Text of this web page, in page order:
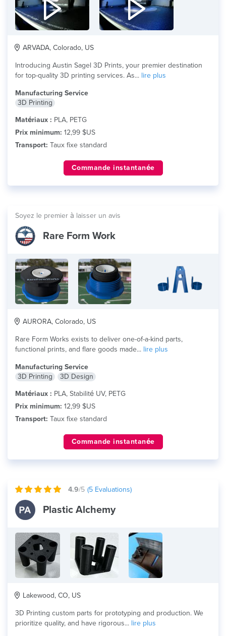
ARVADA, Colorado, US
Introducing Austin Sagel 3D Prints, your premier destination
for top-quality 3D printing services. As... lire plus
Manufacturing Service
3D Printing
Matériaux : PLA, PETG
Prix minimum: 12,99 $US
Transport: Taux fixe standard
Commande instantanée
Soyez le premier à laisser un avis
Rare Form Work
AURORA, Colorado, US
Rare Form Works exists to deliver one-of-a-kind parts,
functional prints, and flare goods made... lire plus
Manufacturing Service
3D Printing
3D Design
Matériaux : PLA, Stabilité UV, PETG
Prix minimum: 12,99 $US
Transport: Taux fixe standard
Commande instantanée
4.9/5 (5 Evaluations)
Plastic Alchemy
Lakewood, CO, US
3D Printing custom parts for prototyping and production. We
prioritize quality, and have rigorous... lire plus